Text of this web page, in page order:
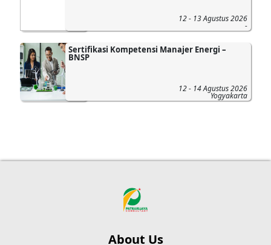
12 - 13 Agustus 2026
-
Sertifikasi Kompetensi Manajer Energi –
BNSP
12 - 14 Agustus 2026
Yogyakarta
About Us